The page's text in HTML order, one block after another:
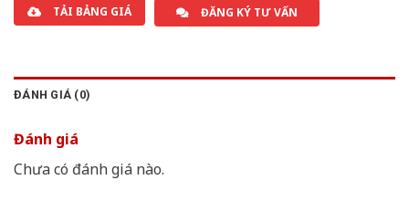
TẢI BẢNG GIÁ ĐĂNG KÝ TƯ VẤN
ĐÁNH GIÁ (0)
Đánh giá
Chưa có đánh giá nào.